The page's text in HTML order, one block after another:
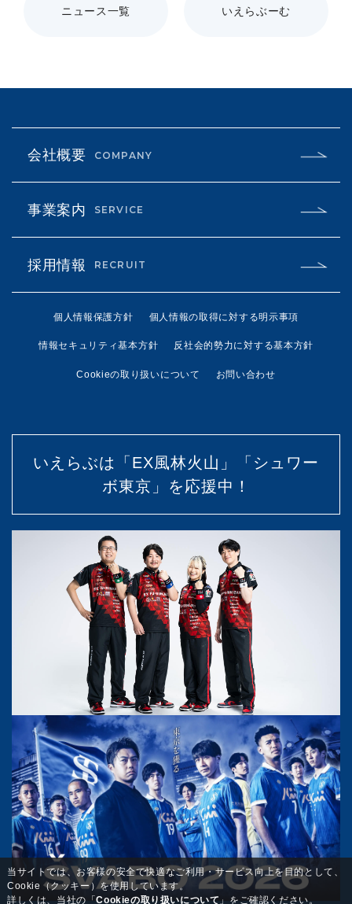
ニュース一覧 いえらぶーむ
会社概要 COMPANY
事業案内 SERVICE
採用情報 RECRUIT
個人情報保護方針 個人情報の取得に対する明示事項
情報セキュリティ基本方針 反社会的勢力に対する基本方針
Cookieの取り扱いについて お問い合わせ
いえらぶは「EX風林火山」「シュワー
ボ東京」を応援中！
当サイトでは、お客様の安全で快適なご利用・サービス向上を目的として、
Cookie（クッキー）を使用しています。
詳しくは、当社の「Cookieの取り扱いについて 」をご確認ください。